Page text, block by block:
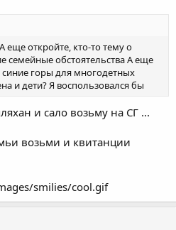
еще откройте, кто-то тему о
семейные обстоятельства А еще
синие горы для многодетных
и дети? Я воспользовался бы
и сало возьму на СГ ...
возьми и квитанции
smilies/cool.gif